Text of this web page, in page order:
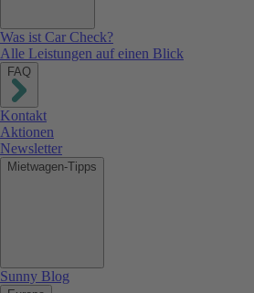
Was ist Car Check?
Alle Leistungen auf einen Blick
FAQ
Kontakt
Aktionen
Newsletter
Mietwagen-Tipps
Sunny Blog